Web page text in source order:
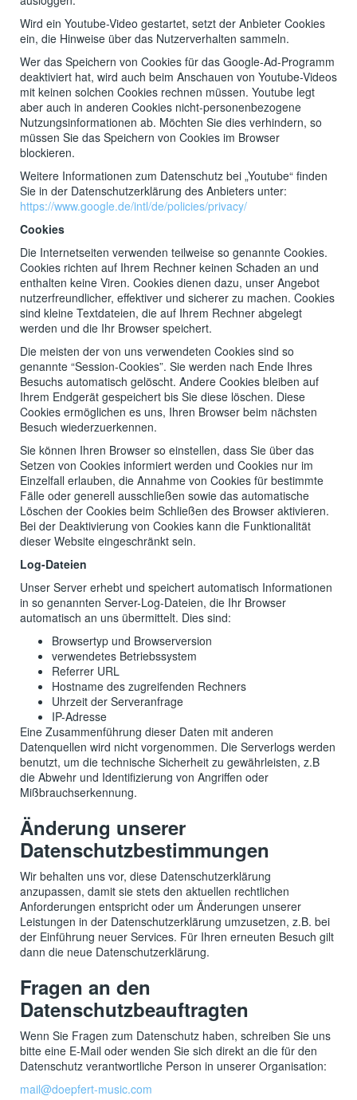
Wird ein Youtube-Video gestartet, setzt der Anbieter Cookies
ein, die Hinweise über das Nutzerverhalten sammeln.
Wer das Speichern von Cookies für das Google-Ad-Programm
deaktiviert hat, wird auch beim Anschauen von Youtube-Videos
mit keinen solchen Cookies rechnen müssen. Youtube legt
aber auch in anderen Cookies nicht-personenbezogene
Nutzungsinformationen ab. Möchten Sie dies verhindern, so
müssen Sie das Speichern von Cookies im Browser
blockieren.
Weitere Informationen zum Datenschutz bei „Youtube“ finden
Sie in der Datenschutzerklärung des Anbieters unter:
https://www.google.de/intl/de/policies/privacy/
Cookies
Die Internetseiten verwenden teilweise so genannte Cookies.
Cookies richten auf Ihrem Rechner keinen Schaden an und
enthalten keine Viren. Cookies dienen dazu, unser Angebot
nutzerfreundlicher, effektiver und sicherer zu machen. Cookies
sind kleine Textdateien, die auf Ihrem Rechner abgelegt
werden und die Ihr Browser speichert.
Die meisten der von uns verwendeten Cookies sind so
genannte “Session-Cookies”. Sie werden nach Ende Ihres
Besuchs automatisch gelöscht. Andere Cookies bleiben auf
Ihrem Endgerät gespeichert bis Sie diese löschen. Diese
Cookies ermöglichen es uns, Ihren Browser beim nächsten
Besuch wiederzuerkennen.
Sie können Ihren Browser so einstellen, dass Sie über das
Setzen von Cookies informiert werden und Cookies nur im
Einzelfall erlauben, die Annahme von Cookies für bestimmte
Fälle oder generell ausschließen sowie das automatische
Löschen der Cookies beim Schließen des Browser aktivieren.
Bei der Deaktivierung von Cookies kann die Funktionalität
dieser Website eingeschränkt sein.
Log-Dateien
Unser Server erhebt und speichert automatisch Informationen
in so genannten Server-Log-Dateien, die Ihr Browser
automatisch an uns übermittelt. Dies sind:
Browsertyp und Browserversion
verwendetes Betriebssystem
Referrer URL
Hostname des zugreifenden Rechners
Uhrzeit der Serveranfrage
IP-Adresse
Eine Zusammenführung dieser Daten mit anderen
Datenquellen wird nicht vorgenommen. Die Serverlogs werden
benutzt, um die technische Sicherheit zu gewährleisten, z.B
die Abwehr und Identifizierung von Angriffen oder
Mißbrauchserkennung.
Änderung unserer
Datenschutzbestimmungen
Wir behalten uns vor, diese Datenschutzerklärung
anzupassen, damit sie stets den aktuellen rechtlichen
Anforderungen entspricht oder um Änderungen unserer
Leistungen in der Datenschutzerklärung umzusetzen, z.B. bei
der Einführung neuer Services. Für Ihren erneuten Besuch gilt
dann die neue Datenschutzerklärung.
Fragen an den
Datenschutzbeauftragten
Wenn Sie Fragen zum Datenschutz haben, schreiben Sie uns
bitte eine E-Mail oder wenden Sie sich direkt an die für den
Datenschutz verantwortliche Person in unserer Organisation:
mail@doepfert-music.com